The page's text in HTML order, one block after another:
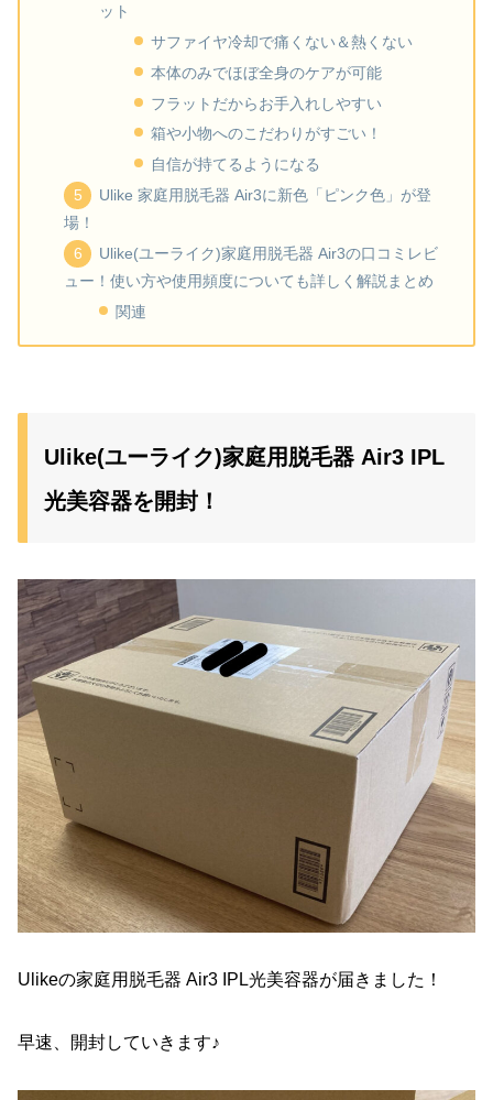
ット
サファイヤ冷却で痛くない＆熱くない
本体のみでほぼ全身のケアが可能
フラットだからお手入れしやすい
箱や小物へのこだわりがすごい！
自信が持てるようになる
Ulike 家庭用脱毛器 Air3に新色「ピンク色」が登
場！
Ulike(ユーライク)家庭用脱毛器 Air3の口コミレビ
ュー！使い方や使用頻度についても詳しく解説まとめ
関連
Ulike(ユーライク)家庭用脱毛器 Air3 IPL
光美容器を開封！
Ulikeの家庭用脱毛器 Air3 IPL光美容器が届きました！
早速、開封していきます♪